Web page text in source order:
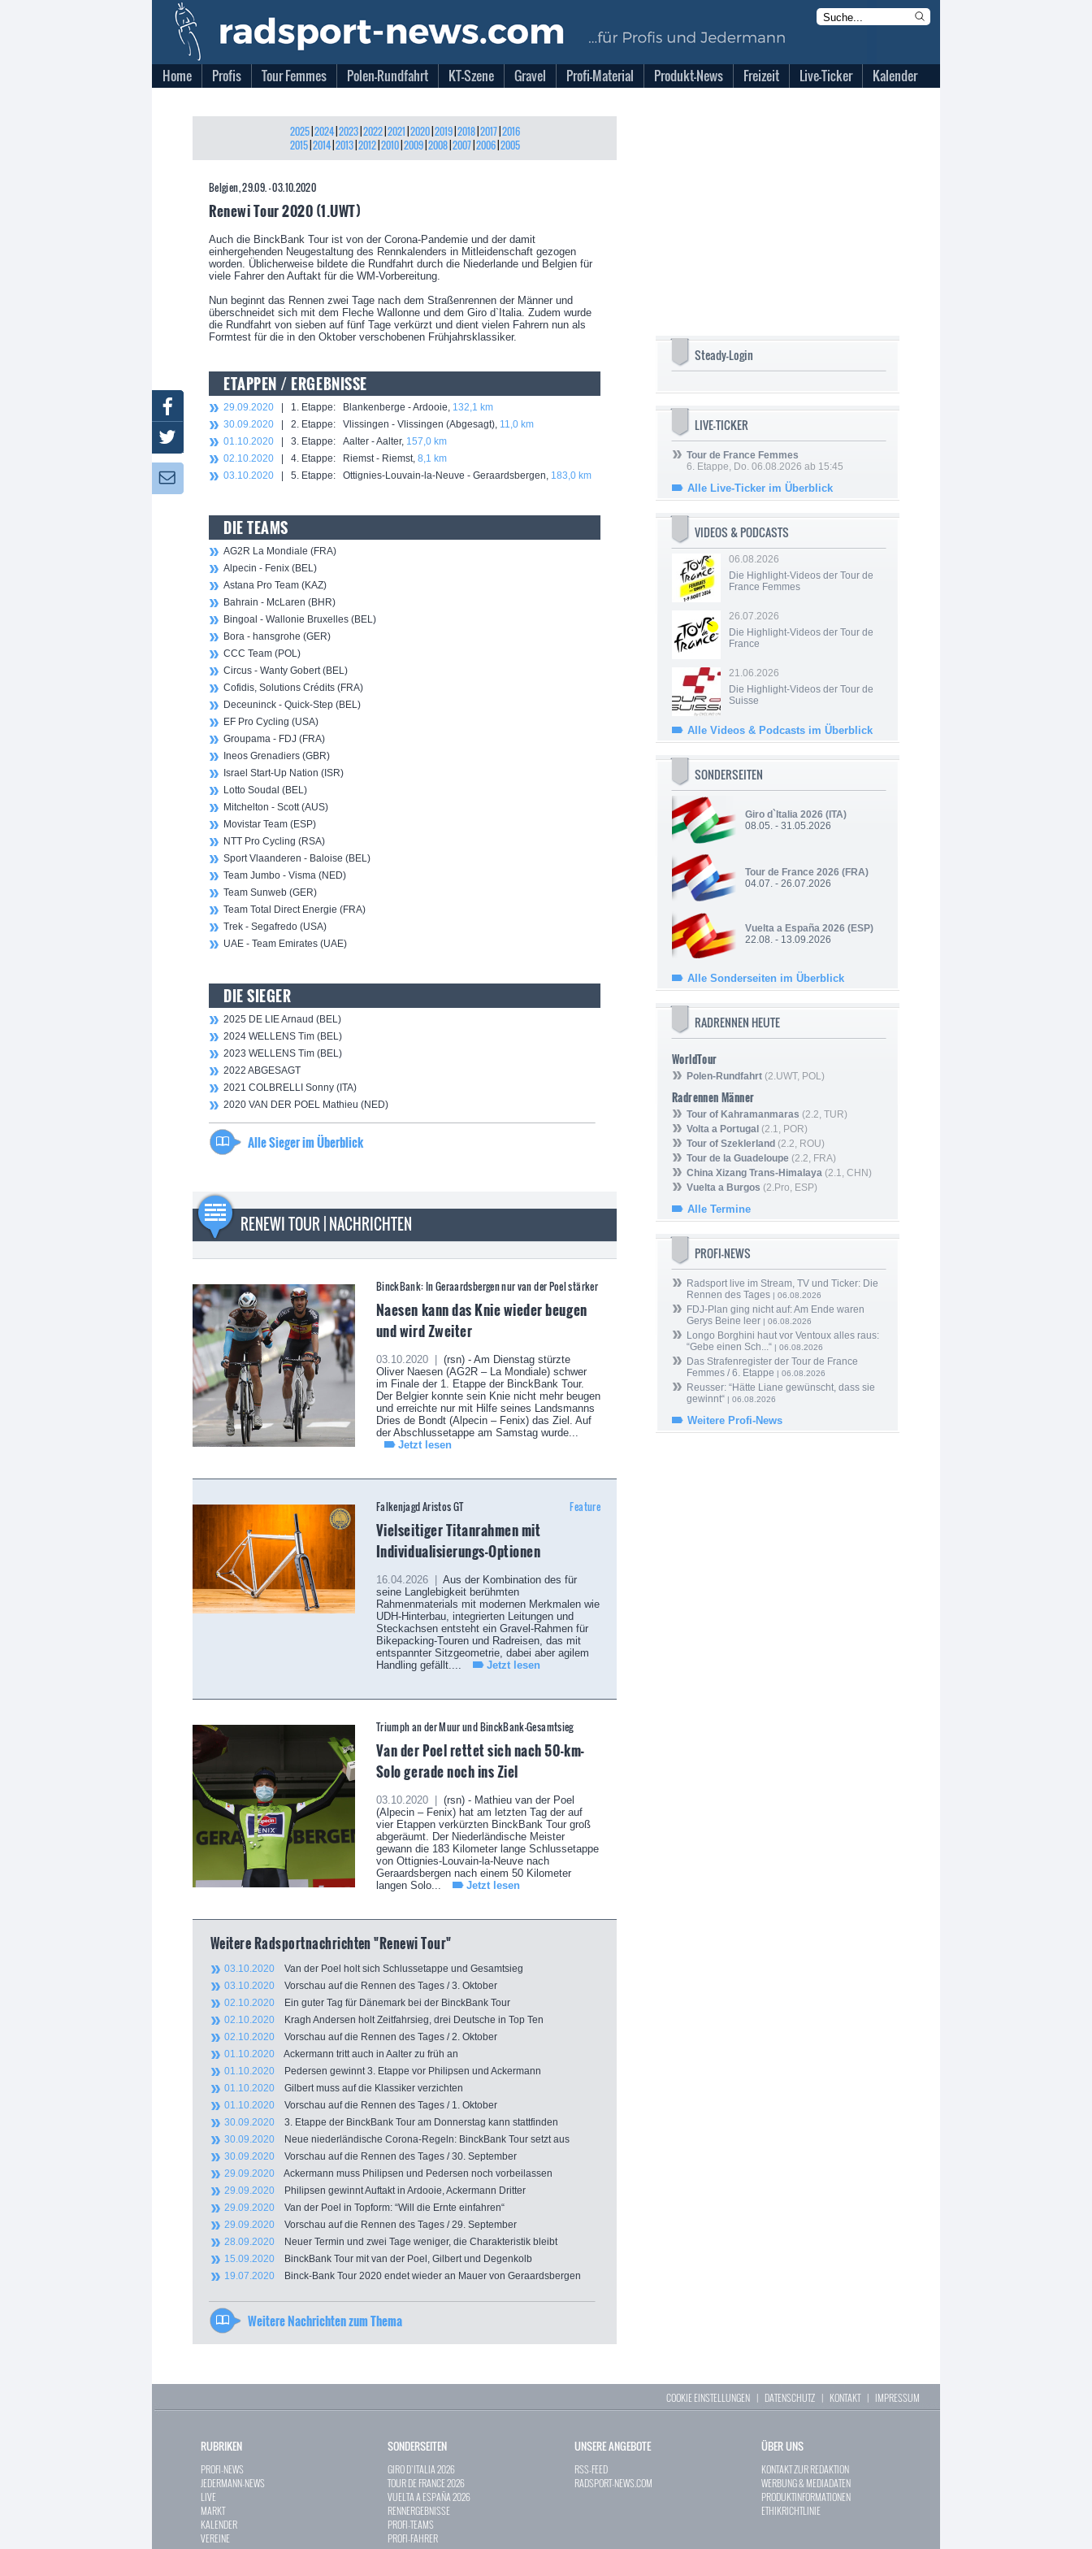
Home Profis Tour Femmes Polen-Rundfahrt KT-Szene Gravel Profi-Material Produkt-News Freizeit Live-Ticker Kalender
2025| 2024| 2023| 2022| 2021 2020| 2019| 2018| 2017| 2016
2015| 2014| 2013| 2012| 2010| 2009| 2008| 2007| 2006| 2005
Belgien, 29.09. - 03.10.2020
Renewi Tour 2020 (1.UWT)
Auch die BinckBank Tour ist von der Corona-Pandemie und der damit
einhergehenden Neugestaltung des Rennkalenders in Mitleidenschaft gezogen
worden. Üblicherweise bildete die Rundfahrt durch die Niederlande und Belgien für
viele Fahrer den Auftakt für die WM-Vorbereitung.
Nun beginnt das Rennen zwei Tage nach dem Straßenrennen der Männer und
überschneidet sich mit dem Fleche Wallonne und dem Giro d`Italia. Zudem wurde
die Rundfahrt von sieben auf fünf Tage verkürzt und dient vielen Fahrern nun als
Formtest für die in den Oktober verschobenen Frühjahrsklassiker.
ETAPPEN / ERGEBNISSE
29.09.2020 | 1. Etappe: Blankenberge - Ardooie, 132,1 km
30.09.2020 | 2. Etappe: Vlissingen - Vlissingen (Abgesagt), 11,0 km
01.10.2020 | 3. Etappe: Aalter - Aalter, 157,0 km
02.10.2020 | 4. Etappe: Riemst - Riemst, 8,1 km
03.10.2020 | 5. Etappe: Ottignies-Louvain-la-Neuve - Geraardsbergen, 183,0 km
DIE TEAMS
AG2R La Mondiale (FRA)
Alpecin - Fenix (BEL)
Astana Pro Team (KAZ)
Bahrain - McLaren (BHR)
Bingoal - Wallonie Bruxelles (BEL)
Bora - hansgrohe (GER)
CCC Team (POL)
Circus - Wanty Gobert (BEL)
Cofidis, Solutions Crédits (FRA)
Deceuninck - Quick-Step (BEL)
EF Pro Cycling (USA)
Groupama - FDJ (FRA)
Ineos Grenadiers (GBR)
Israel Start-Up Nation (ISR)
Lotto Soudal (BEL)
Mitchelton - Scott (AUS)
Movistar Team (ESP)
NTT Pro Cycling (RSA)
Sport Vlaanderen - Baloise (BEL)
Team Jumbo - Visma (NED)
Team Sunweb (GER)
Team Total Direct Energie (FRA)
Trek - Segafredo (USA)
UAE - Team Emirates (UAE)
DIE SIEGER
2025 DE LIE Arnaud (BEL)
2024 WELLENS Tim (BEL)
2023 WELLENS Tim (BEL)
2022 ABGESAGT
2021 COLBRELLI Sonny (ITA)
2020 VAN DER POEL Mathieu (NED)
Alle Sieger im Überblick
RENEWI TOUR | NACHRICHTEN
BinckBank: In Geraardsbergen nur van der Poel stärker
Naesen kann das Knie wieder beugen
und wird Zweiter
03.10.2020 |
(rsn) - Am Dienstag stürzte
Oliver Naesen (AG2R – La Mondiale) schwer
im Finale der 1. Etappe der BinckBank Tour.
Der Belgier konnte sein Knie nicht mehr beugen
und erreichte nur mit Hilfe seines Landsmanns
Dries de Bondt (Alpecin – Fenix) das Ziel. Auf
der Abschlussetappe am Samstag wurde...
Jetzt lesen
Feature
Falkenjagd Aristos GT
Vielseitiger Titanrahmen mit
Individualisierungs-Optionen
16.04.2026 |
Aus der Kombination des für
seine Langlebigkeit berühmten
Rahmenmaterials mit modernen Merkmalen wie
UDH-Hinterbau, integrierten Leitungen und
Steckachsen entsteht ein Gravel-Rahmen für
Bikepacking-Touren und Radreisen, das mit
entspannter Sitzgeometrie, dabei aber agilem
Handling gefällt....
Jetzt lesen
Triumph an der Muur und BinckBank-Gesamtsieg
Van der Poel rettet sich nach 50-km-
Solo gerade noch ins Ziel
03.10.2020 |
(rsn) - Mathieu van der Poel
(Alpecin – Fenix) hat am letzten Tag der auf
vier Etappen verkürzten BinckBank Tour groß
abgeräumt. Der Niederländische Meister
gewann die 183 Kilometer lange Schlussetappe
von Ottignies-Louvain-la-Neuve nach
Geraardsbergen nach einem 50 Kilometer
langen Solo...
Jetzt lesen
Weitere Radsportnachrichten "Renewi Tour"
03.10.2020 Van der Poel holt sich Schlussetappe und Gesamtsieg
03.10.2020 Vorschau auf die Rennen des Tages / 3. Oktober
02.10.2020 Ein guter Tag für Dänemark bei der BinckBank Tour
02.10.2020 Kragh Andersen holt Zeitfahrsieg, drei Deutsche in Top Ten
02.10.2020 Vorschau auf die Rennen des Tages / 2. Oktober
01.10.2020 Ackermann tritt auch in Aalter zu früh an
01.10.2020 Pedersen gewinnt 3. Etappe vor Philipsen und Ackermann
01.10.2020 Gilbert muss auf die Klassiker verzichten
01.10.2020 Vorschau auf die Rennen des Tages / 1. Oktober
30.09.2020 3. Etappe der BinckBank Tour am Donnerstag kann stattfinden
30.09.2020 Neue niederländische Corona-Regeln: BinckBank Tour setzt aus
30.09.2020 Vorschau auf die Rennen des Tages / 30. September
29.09.2020 Ackermann muss Philipsen und Pedersen noch vorbeilassen
29.09.2020 Philipsen gewinnt Auftakt in Ardooie, Ackermann Dritter
29.09.2020 Van der Poel in Topform: “Will die Ernte einfahren“
29.09.2020 Vorschau auf die Rennen des Tages / 29. September
28.09.2020 Neuer Termin und zwei Tage weniger, die Charakteristik bleibt
15.09.2020 BinckBank Tour mit van der Poel, Gilbert und Degenkolb
19.07.2020 Binck-Bank Tour 2020 endet wieder an Mauer von Geraardsbergen
Weitere Nachrichten zum Thema
Steady-Login
LIVE-TICKER
Tour de France Femmes
6. Etappe, Do. 06.08.2026 ab 15:45
Alle Live-Ticker im Überblick
VIDEOS & PODCASTS
06.08.2026
Die Highlight-Videos der Tour de
France Femmes
26.07.2026
Die Highlight-Videos der Tour de
France
21.06.2026
Die Highlight-Videos der Tour de
Suisse
Alle Videos & Podcasts im Überblick
SONDERSEITEN
Giro d`Italia 2026 (ITA)
08.05. - 31.05.2026
Tour de France 2026 (FRA)
04.07. - 26.07.2026
Vuelta a España 2026 (ESP)
22.08. - 13.09.2026
Alle Sonderseiten im Überblick
RADRENNEN HEUTE
WorldTour
Polen-Rundfahrt (2.UWT, POL)
Radrennen Männer
Tour of Kahramanmaras (2.2, TUR)
Volta a Portugal (2.1, POR)
Tour of Szeklerland (2.2, ROU)
Tour de la Guadeloupe (2.2, FRA)
China Xizang Trans-Himalaya (2.1, CHN)
Vuelta a Burgos (2.Pro, ESP)
Alle Termine
PROFI-NEWS
Radsport live im Stream, TV und Ticker: Die
Rennen des Tages | 06.08.2026
FDJ-Plan ging nicht auf: Am Ende waren
Gerys Beine leer | 06.08.2026
Longo Borghini haut vor Ventoux alles raus:
“Gebe einen Sch...“ | 06.08.2026
Das Strafenregister der Tour de France
Femmes / 6. Etappe | 06.08.2026
Reusser: “Hätte Liane gewünscht, dass sie
gewinnt“ | 06.08.2026
Weitere Profi-News
Facebook
Twitter
Newsletter:
COOKIE EINSTELLUNGEN | DATENSCHUTZ | KONTAKT| IMPRESSUM
RUBRIKEN
PROFI-NEWS
JEDERMANN-NEWS
LIVE
MARKT
KALENDER
VEREINE
SONDERSEITEN
GIRO D`ITALIA 2026
TOUR DE FRANCE 2026
VUELTA A ESPAÑA 2026
RENNERGEBNISSE
PROFI-TEAMS
PROFI-FAHRER
UNSERE ANGEBOTE
RSS-FEED
RADSPORT-NEWS.COM
ÜBER UNS
KONTAKT ZUR REDAKTION
WERBUNG & MEDIADATEN
PRODUKTINFORMATIONEN
ETHIKRICHTLINIE